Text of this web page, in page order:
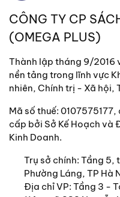
CÔNG TY CP
(OMEGA PLUS)
Thành lập tháng 9/2016
nền tảng trong lĩnh vực
nhiên, Chính trị - Xã hội,
Mã số thuế:
cấp bởi Sở Kế Hoạch và
Kinh Doanh.
Trụ sở chính: Tầng 5,
Phường Láng, TP Hà
Địa chỉ VP: Tầng 3 -